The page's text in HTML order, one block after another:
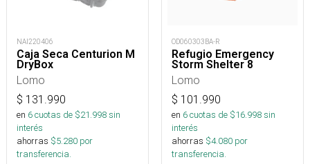
NAI220406
Caja Seca Centurion M
DryBox
Lomo
$ 131.990
en 6cuotas de $21.998sin
interés
ahorras $5.280 por
transferencia.
OD060303BA-R
Refugio Emergency
Storm Shelter 8
Lomo
$ 101.990
en 6cuotas de $16.998sin
interés
ahorras $4.080 por
transferencia.